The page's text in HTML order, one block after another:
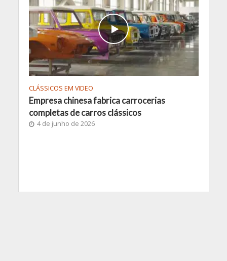
CLÁSSICOS EM VIDEO
Empresa chinesa fabrica carrocerias
completas de carros clássicos
4 de junho de 2026